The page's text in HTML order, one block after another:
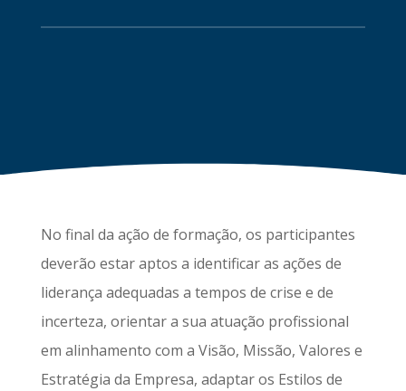
No final da ação de formação, os participantes
deverão estar aptos a identificar as ações de
liderança adequadas a tempos de crise e de
incerteza, orientar a sua atuação profissional
em alinhamento com a Visão, Missão, Valores e
Estratégia da Empresa, adaptar os Estilos de